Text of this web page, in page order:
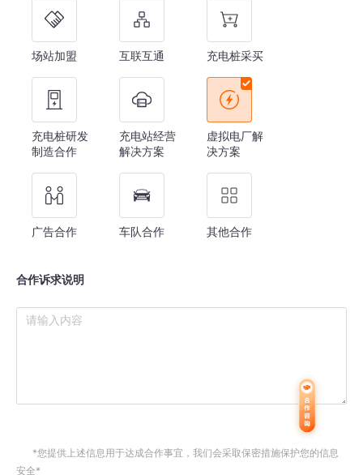
场站加盟 互联互通 充电桩采买
充电桩研发
制造合作
充电站经营
解决方案
虚拟电厂解
决方案
广告合作 车队合作 其他合作
合作诉求说明
*您提供上述信息用于达成合作事宜，我们会采取保密措施保护您的信息
安全*